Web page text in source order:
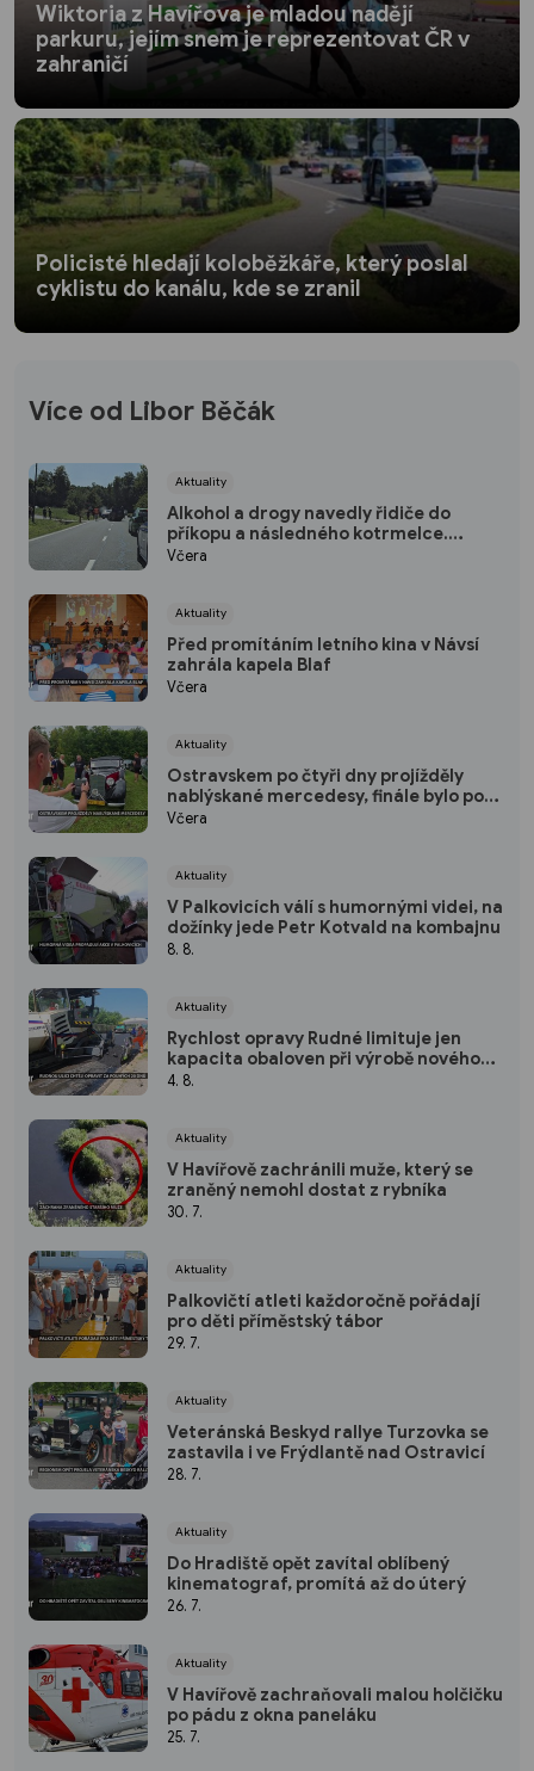
Wiktoria z Havířova je mladou nadějí
parkuru, jejím snem je reprezentovat ČR v
zahraničí
Policisté hledají koloběžkáře, který poslal
cyklistu do kanálu, kde se zranil
Více od Libor Běčák
Aktuality
Alkohol a drogy navedly řidiče do
příkopu a následného kotrmelce.
Naštěstí nikoho nezabil
Včera
Aktuality
Před promítáním letního kina v Návsí
zahrála kapela Blaf
Včera
Aktuality
Ostravskem po čtyři dny projížděly
nablýskané mercedesy, finále bylo pod
pecemi
Včera
Aktuality
V Palkovicích válí s humornými videi, na
dožínky jede Petr Kotvald na kombajnu
8. 8.
Aktuality
Rychlost opravy Rudné limituje jen
kapacita obaloven při výrobě nového
asfaltu
4. 8.
Aktuality
V Havířově zachránili muže, který se
zraněný nemohl dostat z rybníka
30. 7.
Aktuality
Palkovičtí atleti každoročně pořádají
pro děti příměstský tábor
29. 7.
Aktuality
Veteránská Beskyd rallye Turzovka se
zastavila i ve Frýdlantě nad Ostravicí
28. 7.
Aktuality
Do Hradiště opět zavítal oblíbený
kinematograf, promítá až do úterý
26. 7.
Aktuality
V Havířově zachraňovali malou holčičku
po pádu z okna paneláku
25. 7.